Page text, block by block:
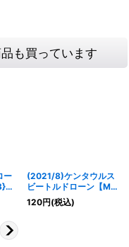
も買っています
ー
(2021/8)ケンタウルス
ビートルドローン【M】
{BS57-024}《緑》
120円(税込)